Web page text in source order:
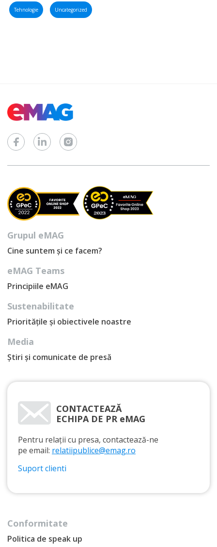
Tehnologie Uncategorized
Grupul eMAG
Cine suntem și ce facem?
eMAG Teams
Principiile eMAG
Sustenabilitate
Prioritățile și obiectivele noastre
Media
Știri și comunicate de presă
CONTACTEAZĂ
ECHIPA DE PR eMAG
Pentru relații cu presa, contactează-ne
pe email: relatiipublice@emag.ro
Suport clienti
Conformitate
Politica de speak up